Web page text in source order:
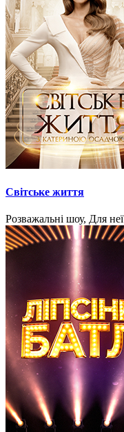
Світське життя
Розважальні шоу, Для неї